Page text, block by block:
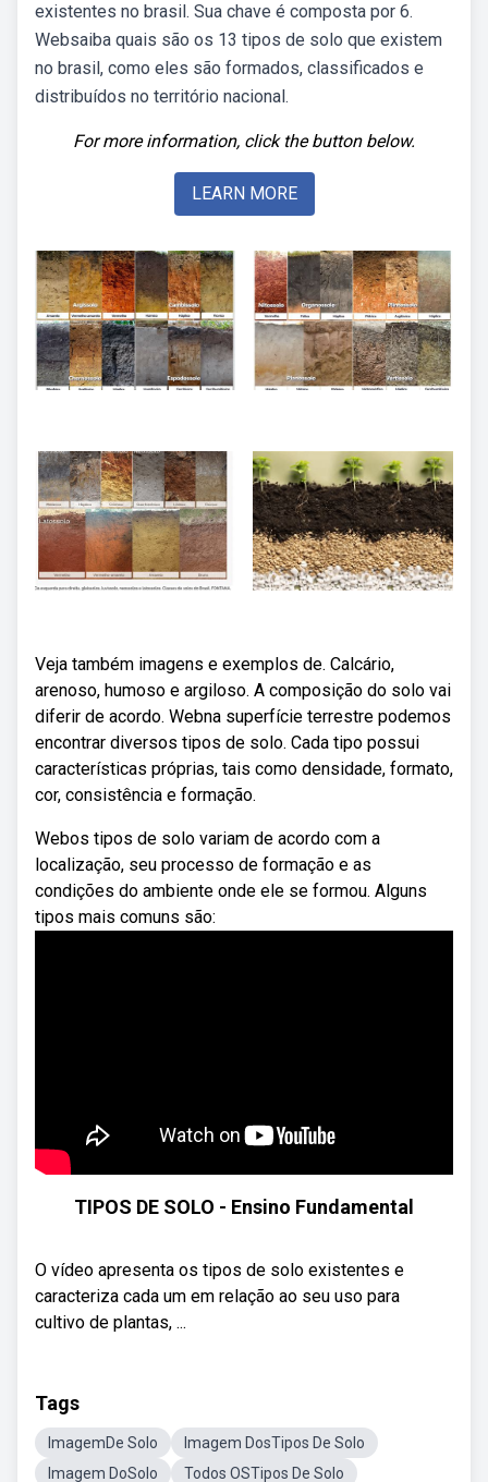
existentes no brasil. Sua chave é composta por 6.
Websaiba quais são os 13 tipos de solo que existem
no brasil, como eles são formados, classificados e
distribuídos no território nacional.
For more information, click the button below.
LEARN MORE
Veja também imagens e exemplos de. Calcário,
arenoso, humoso e argiloso. A composição do solo vai
diferir de acordo. Webna superfície terrestre podemos
encontrar diversos tipos de solo. Cada tipo possui
características próprias, tais como densidade, formato,
cor, consistência e formação.
Webos tipos de solo variam de acordo com a
localização, seu processo de formação e as
condições do ambiente onde ele se formou. Alguns
tipos mais comuns são:
TIPOS DE SOLO - Ensino Fundamental
O vídeo apresenta os tipos de solo existentes e
caracteriza cada um em relação ao seu uso para
cultivo de plantas, ...
Tags
ImagemDe Solo
Imagem DosTipos De Solo
Imagem DoSolo
Todos OSTipos De Solo